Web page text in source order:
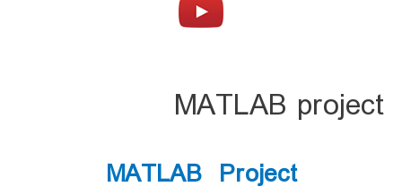
MATLAB project
MATLAB Project